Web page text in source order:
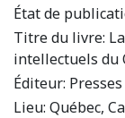
État de
Titre du livre:
intellectuels du
Éditeur:
Lieu: Québec,